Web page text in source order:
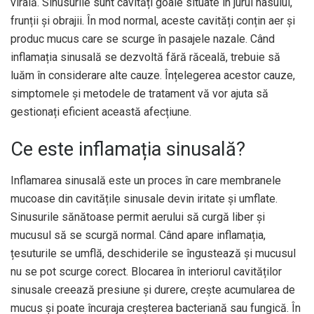
frunții și obrajii. În mod normal, aceste cavități conțin aer și
produc mucus care se scurge în pasajele nazale. Când
inflamația sinusală se dezvoltă fără răceală, trebuie să
luăm în considerare alte cauze. Înțelegerea acestor cauze,
simptomele și metodele de tratament vă vor ajuta să
gestionați eficient această afecțiune.
Ce este inflamația sinusală?
Inflamarea sinusală este un proces în care membranele
mucoase din cavitățile sinusale devin iritate și umflate.
Sinusurile sănătoase permit aerului să curgă liber și
mucusul să se scurgă normal. Când apare inflamația,
țesuturile se umflă, deschiderile se îngustează și mucusul
nu se pot scurge corect. Blocarea în interiorul cavităților
sinusale creează presiune și durere, crește acumularea de
mucus și poate încuraja creșterea bacteriană sau fungică. În